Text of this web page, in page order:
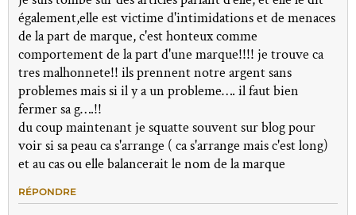
également,elle est victime d'intimidations et de menaces
de la part de marque, c'est honteux comme
comportement de la part d'une marque!!!! je trouve ca
tres malhonnete!! ils prennent notre argent sans
problemes mais si il y a un probleme…. il faut bien
fermer sa g….!!
du coup maintenant je squatte souvent sur blog pour
voir si sa peau ca s'arrange ( ca s'arrange mais c'est long)
et au cas ou elle balancerait le nom de la marque
RÉPONDRE